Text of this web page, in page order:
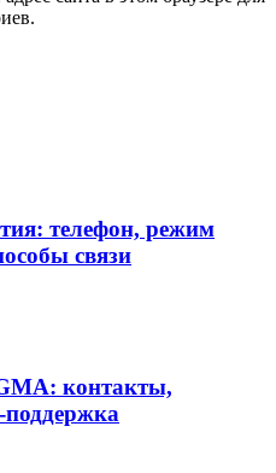
телефон, режим
связи
контакты,